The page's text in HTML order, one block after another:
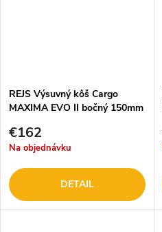
REJS Výsuvný kôš Cargo
MAXIMA EVO II bočný 150mm
€162
Na objednávku
DETAIL